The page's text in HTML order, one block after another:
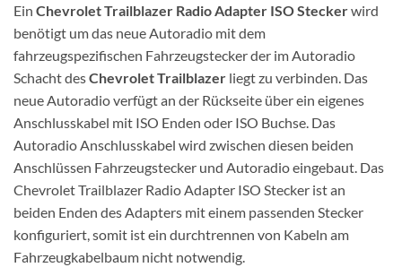
Ein Chevrolet Trailblazer Radio Adapter ISO Steckerwird
benötigt um das neue Autoradio mit dem
fahrzeugspezifischen Fahrzeugstecker der im Autoradio
Schacht desChevrolet Trailblazer liegt zu verbinden. Das
neue Autoradio verfügt an der Rückseite über ein eigenes
Anschlusskabel mit ISO Enden oder ISO Buchse. Das
Autoradio Anschlusskabel wird zwischen diesen beiden
Anschlüssen Fahrzeugstecker und Autoradio eingebaut. Das
Chevrolet Trailblazer Radio Adapter ISO Stecker ist an
beiden Enden des Adapters mit einem passenden Stecker
konfiguriert, somit ist ein durchtrennen von Kabeln am
Fahrzeugkabelbaum nicht notwendig.